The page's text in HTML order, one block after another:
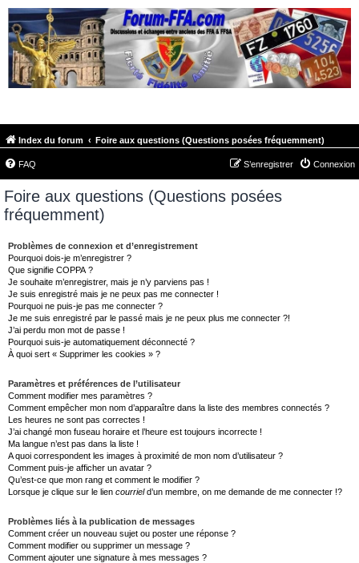
Index du forum Foire aux questions (Questions posées fréquemment)
FAQ Connexion
S’enregistrer
Foire aux questions (Questions posées
fréquemment)
Problèmes de connexion et d’enregistrement
Pourquoi dois-je m’enregistrer ?
Que signifie COPPA ?
Je souhaite m’enregistrer, mais je n’y parviens pas !
Je suis enregistré mais je ne peux pas me connecter !
Pourquoi ne puis-je pas me connecter ?
Je me suis enregistré par le passé mais je ne peux plus me connecter ?!
J’ai perdu mon mot de passe !
Pourquoi suis-je automatiquement déconnecté ?
À quoi sert « Supprimer les cookies » ?
Paramètres et préférences de l’utilisateur
Comment modifier mes paramètres ?
Comment empêcher mon nom d’apparaître dans la liste des membres connectés ?
Les heures ne sont pas correctes !
J’ai changé mon fuseau horaire et l’heure est toujours incorrecte !
Ma langue n’est pas dans la liste !
A quoi correspondent les images à proximité de mon nom d’utilisateur ?
Comment puis-je afficher un avatar ?
Qu’est-ce que mon rang et comment le modifier ?
Lorsque je clique sur le lien courrield’un membre, on me demande de me connecter !?
Problèmes liés à la publication de messages
Comment créer un nouveau sujet ou poster une réponse ?
Comment modifier ou supprimer un message ?
Comment ajouter une signature à mes messages ?